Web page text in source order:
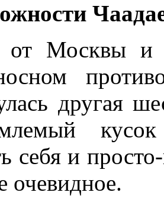
от Москвы и
другая
себя и
очевидное.